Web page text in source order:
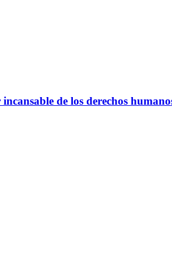
de los derechos